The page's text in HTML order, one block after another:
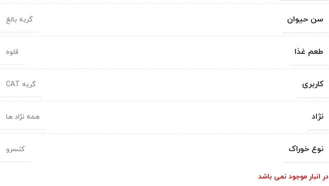
سن حیوان گربه بالغ
طعم غذا قلوه
کاربری گربه CAT
نژاد همه نژاد ها
نوع خوراک کنسرو
در انبار موجود نمی باشد